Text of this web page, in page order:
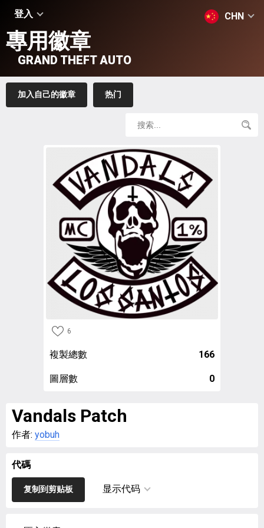
登入 CHN
專用徽章
GRAND THEFT AUTO
加入自己的徽章 热门
6
複製總數 166
圖層數 0
Vandals Patch
作者: yobuh
代碼
复制到剪贴板 显示代码